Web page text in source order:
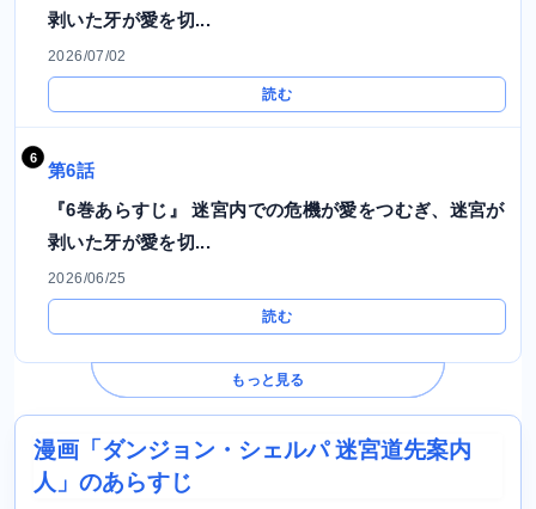
剥いた牙が愛を切...
2026/07/02
読む
第6話
『6巻あらすじ』 迷宮内での危機が愛をつむぎ、迷宮が
剥いた牙が愛を切...
2026/06/25
読む
もっと見る
漫画「ダンジョン・シェルパ 迷宮道先案内
人」のあらすじ